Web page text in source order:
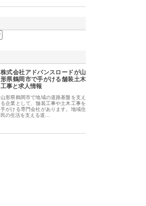
株式会社アドバンスロードが山
形県鶴岡市で手がける舗装土木
工事と求人情報
山形県鶴岡市で地域の道路基盤を支え
る企業として、舗装工事や土木工事を
手がける専門会社があります。地域住
民の生活を支える道…